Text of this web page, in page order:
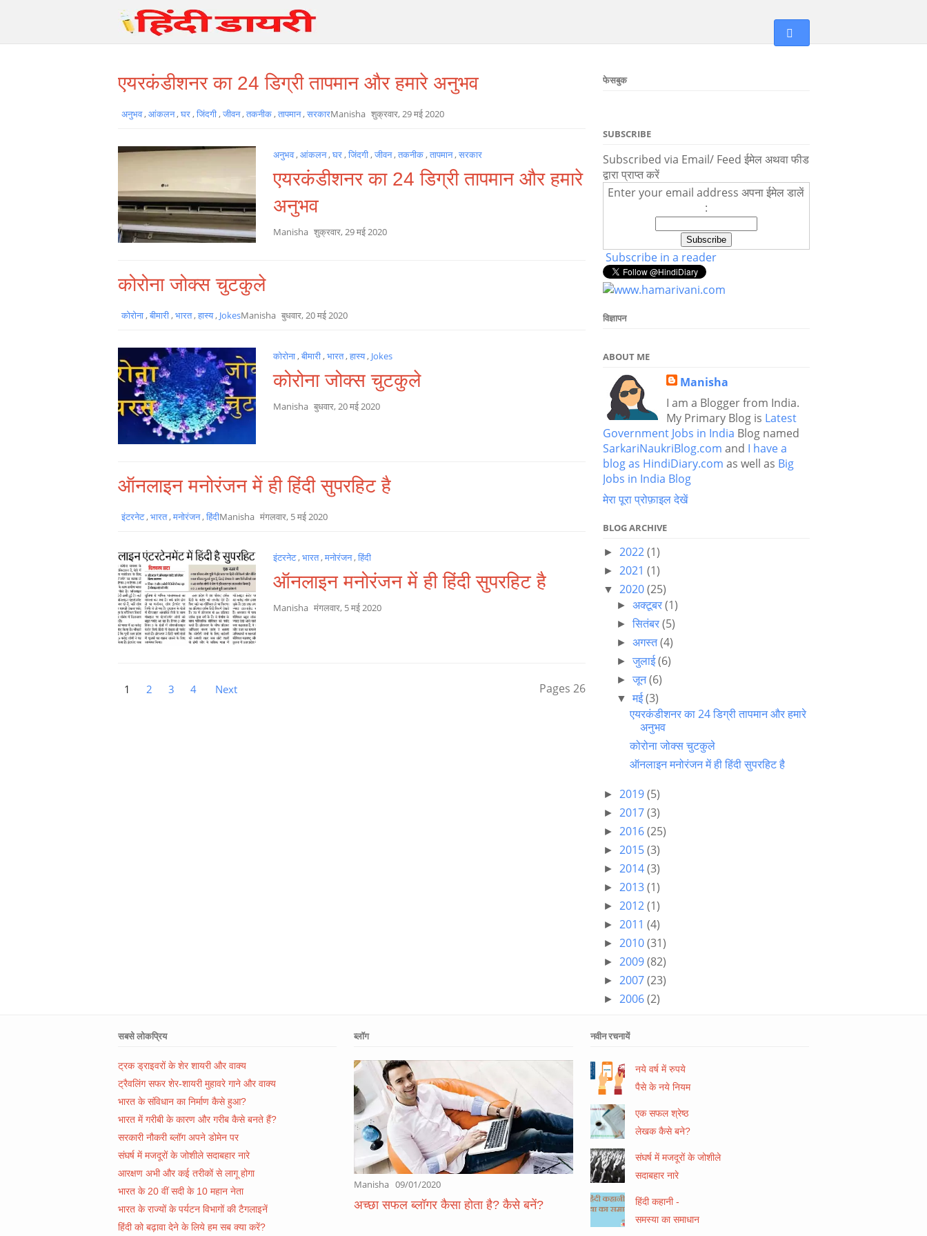
एयरकंडीशनर का 24 डिग्री तापमान और हमारे अनुभव
Manisha शुक्रवार, 29 मई 2020
अनुभव,आंकलन,घर,जिंदगी,जीवन,तकनीक,तापमान,सरकार
अनुभव,आंकलन,घर,जिंदगी,जीवन,तकनीक,तापमान,सरकार
एयरकंडीशनर का 24 डिग्री तापमान और हमारे
अनुभव
Manisha शुक्रवार, 29 मई 2020
कोरोना जोक्स चुटकुले
Manisha बुधवार, 20 मई 2020
कोरोना,बीमारी,भारत,हास्य, Jokes
कोरोना,बीमारी,भारत,हास्य, Jokes
कोरोना जोक्स चुटकुले
Manisha बुधवार, 20 मई 2020
ऑनलाइन मनोरंजन में ही हिंदी सुपरहिट है
Manisha मंगलवार, 5 मई 2020
इंटरनेट,भारत,मनोरंजन,हिंदी
इंटरनेट,भारत,मनोरंजन,हिंदी
ऑनलाइन मनोरंजन में ही हिंदी सुपरहिट है
Manisha मंगलवार, 5 मई 2020
Pages 26
1 2 3 4 Next
फेसबुक
SUBSCRIBE
Subscribed via Email/ Feed ईमेल अथवा फीड
द्वारा प्राप्त करें
Enter your email address अपना ईमेल डालें
:
Subscribe in a reader
विज्ञापन
ABOUT ME
Manisha
I am a Blogger from India.
My Primary Blog is Latest
Government Jobs in India Blog named
SarkariNaukriBlog.com and I have a
blog as HindiDiary.com as well as Big
Jobs in India Blog
मेरा पूरा प्रोफ़ाइल देखें
BLOG ARCHIVE
► 2022(1)
► 2021 (1)
▼ 2020(25)
► अक्टूबर(1)
►सितंबर(5)
► अगस्त(4)
►जुलाई(6)
►जून(6)
▼मई(3)
एयरकंडीशनर का 24 डिग्री तापमान और हमारे
अनुभव
कोरोना जोक्स चुटकुले
ऑनलाइन मनोरंजन में ही हिंदी सुपरहिट है
► 2019(5)
► 2017(3)
► 2016(25)
► 2015(3)
► 2014(3)
► 2013(1)
► 2012(1)
► 2011 (4)
► 2010(31)
► 2009(82)
► 2007(23)
► 2006(2)
सबसे लोकप्रिय
ट्रक ड्राइवरों के शेर शायरी और वाक्य
ट्रैवलिंग सफर शेर-शायरी मुहावरे गाने और वाक्य
भारत के संविधान का निर्माण कैसे हुआ?
भारत में गरीबी के कारण और गरीब कैसे बनते हैं?
सरकारी नौकरी ब्लॉग अपने डोमेन पर
संघर्ष में मजदूरों के जोशीले सदाबहार नारे
आरक्षण अभी और कई तरीकों से लागू होगा
भारत के 20 वीं सदी के 10 महान नेता
भारत के राज्यों के पर्यटन विभागों की टैगलाइनें
हिंदी को बढ़ावा देने के लिये हम सब क्या करें?
ब्लॉग
Manisha 09/01/2020
अच्छा सफल ब्लॉगर कैसा होता है? कैसे बनें?
नवीन रचनायें
नये वर्ष में रुपये
पैसे के नये नियम
एक सफल श्रेष्ठ
लेखक कैसे बने?
संघर्ष में मजदूरों के जोशीले
सदाबहार नारे
हिंदी कहानी -
समस्या का समाधान